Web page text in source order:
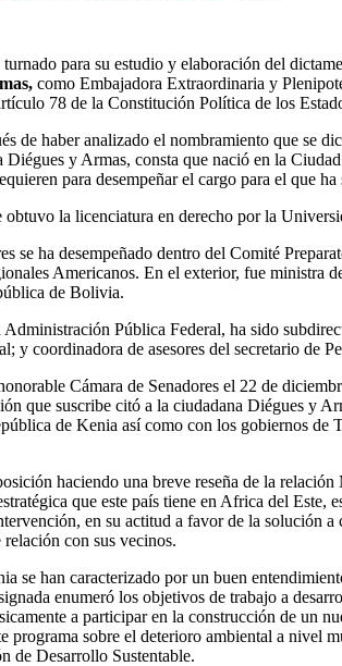
para su estudio y elaboración del
como Embajadora Extraordinaria y
78 de la Constitución Política de los
de haber analizado el nombramiento que se
Diégues y Armas, consta que nació en la
para desempeñar el cargo para el que
obtuvo la licenciatura en derecho por la
se ha desempeñado dentro del Comité
Americanos. En el exterior, fue
de Bolivia.
Pública Federal, ha sido
y coordinadora de asesores del secretario de
Cámara de Senadores el 22 de
que suscribe citó a la ciudadana Diégues y
de Kenia así como con los gobiernos
haciendo una breve reseña de la
que este país tiene en Africa del Este,
en su actitud a favor de la solución
con sus vecinos.
se han caracterizado por un buen
enumeró los objetivos de trabajo a
a participar en la construcción de un
programa sobre el deterioro ambiental a nivel
de Desarrollo Sustentable.